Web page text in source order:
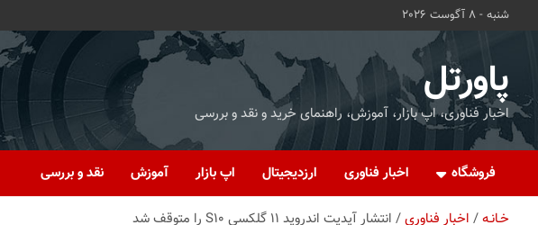
شنبه - 8 آگوست 2026
پاورتل
اخبار فناوری، اپ بازار، آموزش، راهنمای خرید و نقد و بررسی
فروشگاه اخبار فناوری ارزدیجیتال اپ بازار آموزش نقد و بررسی
خـانـه اخبار فناوری انتشار آپدیت اندروید 11 گلکسی S10 را متوقف شد